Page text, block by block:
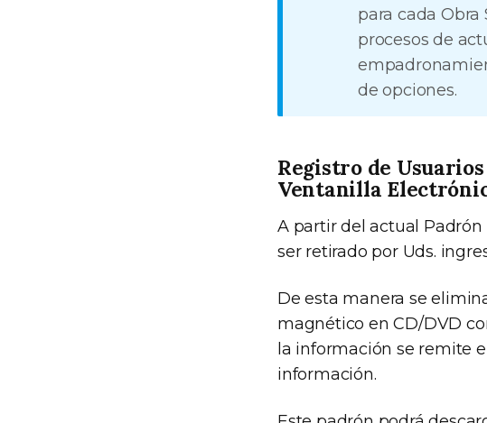
para cada Obra
procesos de
de opciones.
Registro de
Ventanilla
A partir del actual Padrón
ser retirado por Uds.
De esta manera se
magnético en CD/DVD
la información se remite
información.